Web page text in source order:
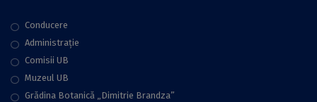
Conducere
Administraţie
Comisii UB
Muzeul UB
Grădina Botanică „Dimitrie Brandza”